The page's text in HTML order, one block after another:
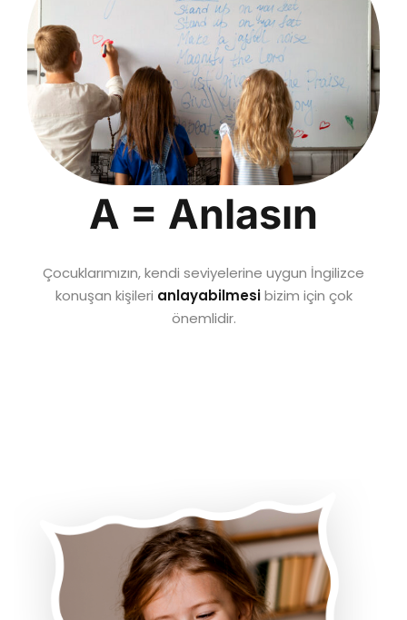
A = Anlasın
Çocuklarımızın, kendi seviyelerine uygun İngilizce
konuşan kişileri anlayabilmesibizim için çok
önemlidir.